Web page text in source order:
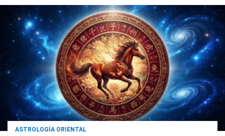
ASTROLOGÍA ORIENTAL